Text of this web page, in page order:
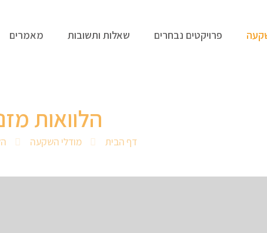
פרויקטים נבחרים שאלות ותשובות מאמרים
הלוואות
דף הבית מודלי השקעה